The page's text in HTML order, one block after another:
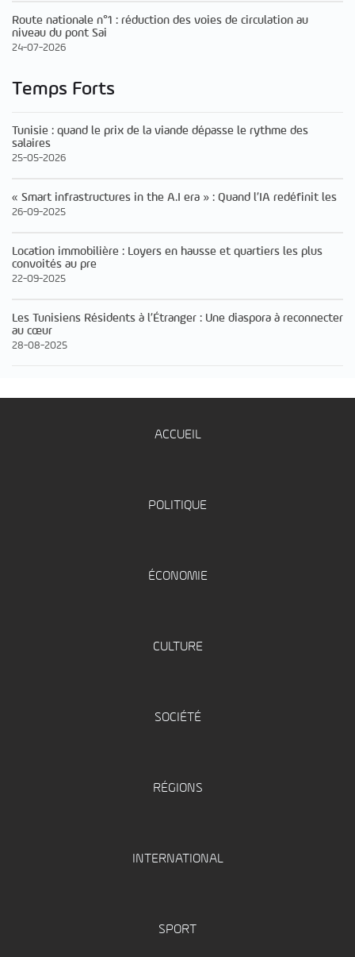
Route nationale n°1 : réduction des voies de circulation au
niveau du pont Sai
24-07-2026
Temps Forts
Tunisie : quand le prix de la viande dépasse le rythme des
salaires
25-05-2026
« Smart infrastructures in the A.I era » : Quand l’IA redéfinit les
26-09-2025
Location immobilière : Loyers en hausse et quartiers les plus
convoités au pre
22-09-2025
Les Tunisiens Résidents à l’Étranger : Une diaspora à reconnecter
au cœur
28-08-2025
ACCUEIL
POLITIQUE
ÉCONOMIE
CULTURE
SOCIÉTÉ
RÉGIONS
INTERNATIONAL
SPORT